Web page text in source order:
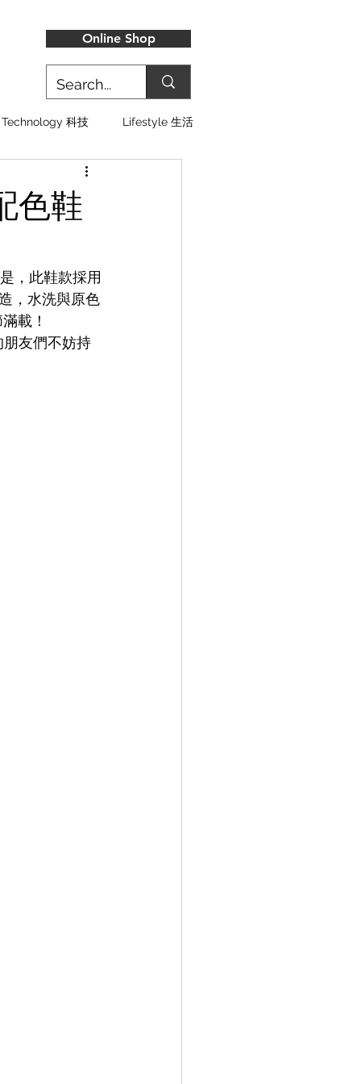
Online Shop
Technology 科技 Lifestyle 生活
色鞋
，此鞋款採用
，水洗與原色
載！
友們不妨持